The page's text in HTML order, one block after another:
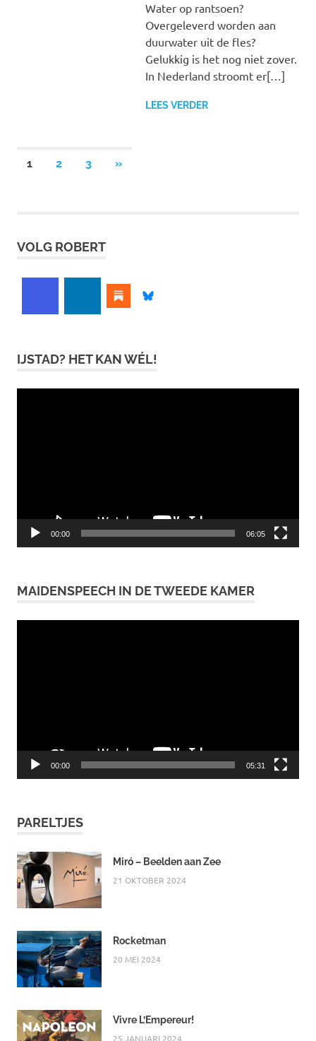
Water op rantsoen?
Overgeleverd worden aan
duurwater uit de fles?
Gelukkig is het nog niet zover.
In Nederland stroomt er[…]
LEES VERDER
Berichten
1 2 3
VOLGENDE
»
VOLG ROBERT
IJSTAD? HET KAN WÉL!
00:00 06:05
MAIDENSPEECH IN DE TWEEDE KAMER
00:00 05:31
PARELTJES
Miró – Beelden aan Zee
21 OKTOBER 2024
Rocketman
20 MEI 2024
Vivre L’Empereur!
25 JANUARI 2024